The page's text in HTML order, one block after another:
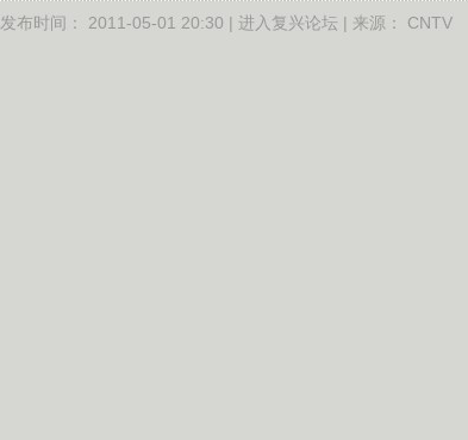
发布时间： 2011-05-01 20:30 | 进入复兴论坛 | 来源： CNTV